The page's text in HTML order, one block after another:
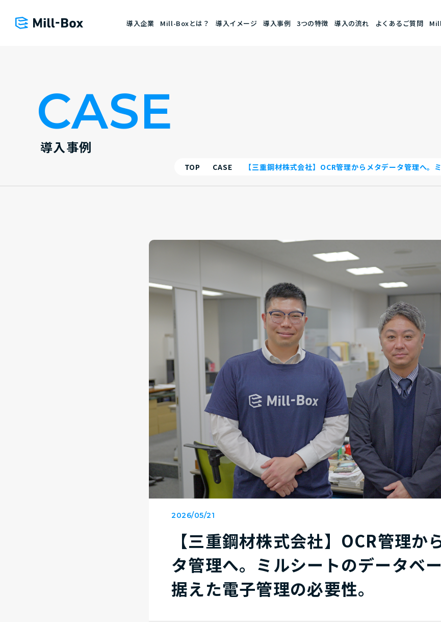
導入企業 Mill-Boxとは？ 導入イメージ 導入事例 3つの特徴 導入の流れ よくあるご質問
CASE
導入事例
TOP CASE 【三重鋼材株式会社】OCR管理からメタデータ管理へ。
2026/05/21
【三重鋼材株式会社】OCR管理か
タ管理へ。ミルシートのデータベ
据えた電子管理の必要性。